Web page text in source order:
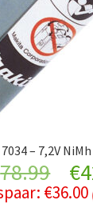
– 7,2V NiMh
78.99 €
€36.00